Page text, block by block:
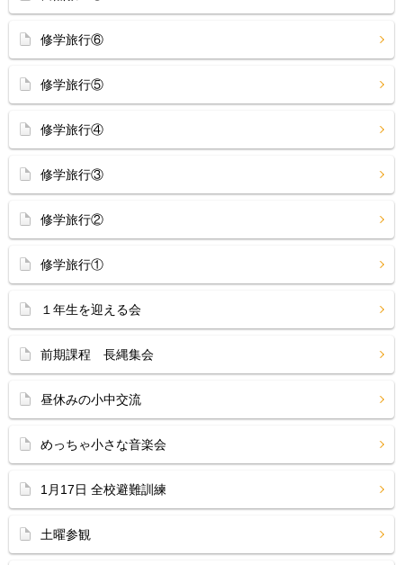
修学旅行⑥
修学旅行⑤
修学旅行④
修学旅行③
修学旅行②
修学旅行①
１年生を迎える会
前期課程 長縄集会
昼休みの小中交流
めっちゃ小さな音楽会
1月17日 全校避難訓練
土曜参観